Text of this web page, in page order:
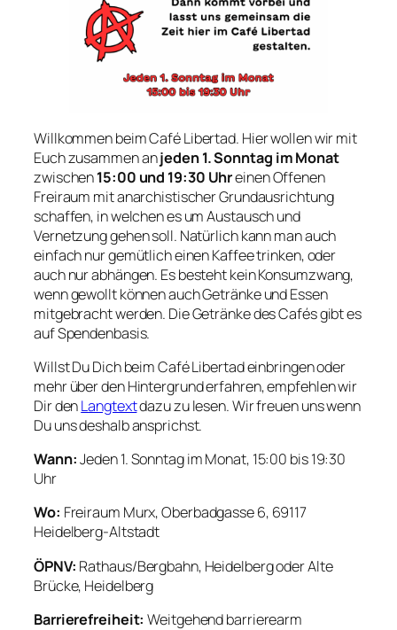
Willkommen beim Café Libertad. Hier wollen wir mit
Euch zusammen anjeden 1. Sonntag im Monat
zwischen15:00 und 19:30 Uhreinen Offenen
Freiraum mit anarchistischer Grundausrichtung
schaffen, in welchen es um Austausch und
Vernetzung gehen soll. Natürlich kann man auch
einfach nur gemütlich einen Kaffee trinken, oder
auch nur abhängen. Es besteht kein Konsumzwang,
wenn gewollt können auch Getränke und Essen
mitgebracht werden. Die Getränke des Cafés gibt es
auf Spendenbasis.
Willst Du Dich beim Café Libertad einbringen oder
mehr über den Hintergrund erfahren, empfehlen wir
Dir denLangtextdazu zu lesen. Wir freuen uns wenn
Du uns deshalb ansprichst.
Wann:Jeden 1. Sonntag im Monat, 15:00 bis 19:30
Uhr
Wo: Freiraum Murx, Oberbadgasse 6, 69117
Heidelberg-Altstadt
ÖPNV: Rathaus/Bergbahn, Heidelberg oder Alte
Brücke, Heidelberg
Barrierefreiheit: Weitgehend barrierearm